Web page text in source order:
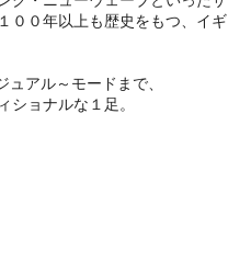
００年以上も歴史をもつ、イギ
アル～モードまで、
ショナルな１足。